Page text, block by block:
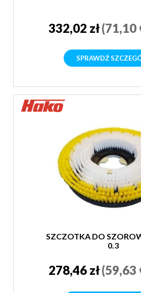
332,02 zł(71,10
SPRAWDŹ
SZCZOTKA DO
0,3
278,46 zł(59,63